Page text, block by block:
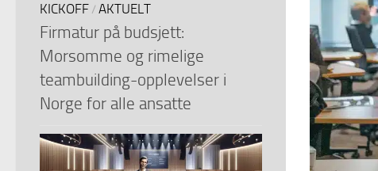
KICKOFF / AKTUELT
Firmatur på budsjett:
Morsomme og rimelige
teambuilding-opplevelser i
Norge for alle ansatte